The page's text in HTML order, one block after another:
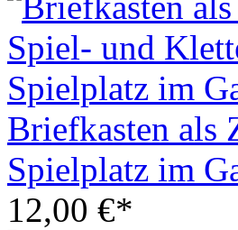
Briefkasten als
Spielplatz im
12,00 €*